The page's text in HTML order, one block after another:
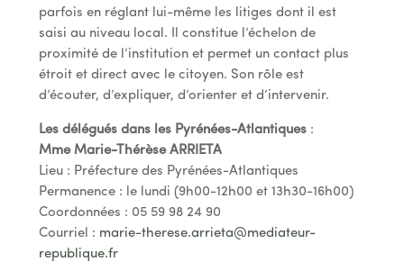
parfois en réglant lui-même les litiges dont il est
saisi au niveau local. Il constitue l’échelon de
proximité de l’institution et permet un contact plus
étroit et direct avec le citoyen. Son rôle est
d’écouter, d’expliquer, d’orienter et d’intervenir.
Les délégués dans les Pyrénées-Atlantiques:
Mme Marie-Thérèse ARRIETA
Lieu : Préfecture des Pyrénées-Atlantiques
Permanence : le lundi (9h00-12h00 et 13h30-16h00)
Coordonnées : 05 59 98 24 90
Courriel : marie-therese.arrieta@mediateur-
republique.fr